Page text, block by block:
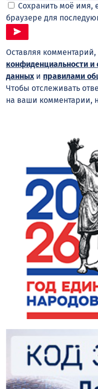
Сохранить моё имя,
браузере для
Оставляя
конфиденциальности и
данных и правилами
Чтобы отслеживать
на ваши комментарии,